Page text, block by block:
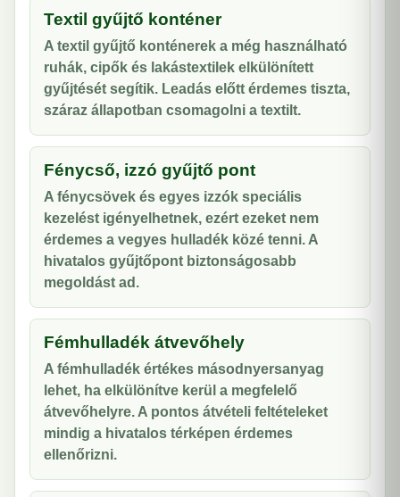
Textil gyűjtő konténer
A textil gyűjtő konténerek a még használható
ruhák, cipők és lakástextilek elkülönített
gyűjtését segítik. Leadás előtt érdemes tiszta,
száraz állapotban csomagolni a textilt.
Fénycső, izzó gyűjtő pont
A fénycsövek és egyes izzók speciális
kezelést igényelhetnek, ezért ezeket nem
érdemes a vegyes hulladék közé tenni. A
hivatalos gyűjtőpont biztonságosabb
megoldást ad.
Fémhulladék átvevőhely
A fémhulladék értékes másodnyersanyag
lehet, ha elkülönítve kerül a megfelelő
átvevőhelyre. A pontos átvételi feltételeket
mindig a hivatalos térképen érdemes
ellenőrizni.